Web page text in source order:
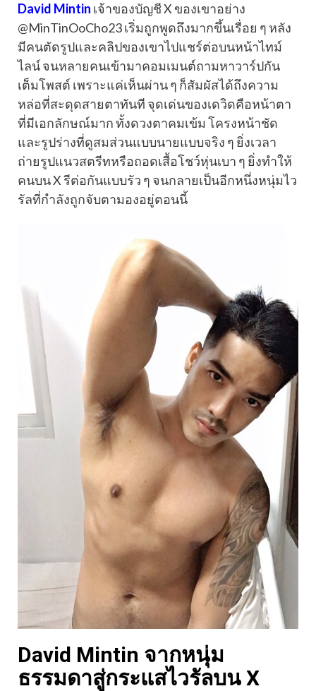
David Mintin เจ้าของบัญชี X ของเขาอย่าง
@MinTinOoCho23 เริ่มถูกพูดถึงมากขึ้นเรื่อย ๆ หลัง
มีคนตัดรูปและคลิปของเขาไปแชร์ต่อบนหน้าไทม์
ไลน์ จนหลายคนเข้ามาคอมเมนต์ถามหาวาร์ปกัน
เต็มโพสต์ เพราะแค่เห็นผ่าน ๆ ก็สัมผัสได้ถึงความ
หล่อที่สะดุดสายตาทันที จุดเด่นของเดวิดคือหน้าตา
ที่มีเอกลักษณ์มาก ทั้งดวงตาคมเข้ม โครงหน้าชัด
และรูปร่างที่ดูสมส่วนแบบนายแบบจริง ๆ ยิ่งเวลา
ถ่ายรูปแนวสตรีทหรือถอดเสื้อโชว์หุ่นเบา ๆ ยิ่งทำให้
คนบน X รีต่อกันแบบรัว ๆ จนกลายเป็นอีกหนึ่งหนุ่มไว
รัลที่กำลังถูกจับตามองอยู่ตอนนี้
David Mintin จากหนุ่ม
ธรรมดาสู่กระแสไวรัลบน X